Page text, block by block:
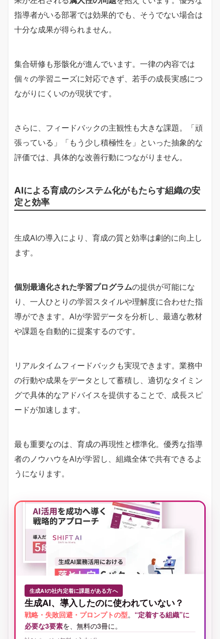
指導者がいる部署では効果的でも、そうでない場合は
十分な成果が得られません。
集合研修も形骸化が進んでいます。一律の内容では
個々の学習ニーズに対応できず、若手の成長実感につ
ながりにくいのが現状です。
さらに、フィードバックの主観性も大きな課題。「頑
張っている」「もう少し積極性を」といった抽象的な
評価では、具体的な改善行動につながりません。
AIによる育成のシステム化がもたらす組織の安
定と効率
生成AIの導入により、育成の質と効率は劇的に向上し
ます。
個別最適化された学習プログラムの提供が可能にな
り、一人ひとりの学習スタイルや理解度に合わせた指
導ができます。AIが学習データを分析し、最適な教材
や課題を自動的に提案するのです。
リアルタイムフィードバックも実現できます。業務中
の行動や成果をデータとして蓄積し、適切なタイミン
グで具体的なアドバイスを提供することで、成長スピ
ードが加速します。
最も重要なのは、育成の再現性と標準化。優秀な指導
者のノウハウをAIが学習し、組織全体で共有できるよ
うになります。
生成AIの社内定着に課題がある方へ
生成AI、導入したのに使われていない？
戦略・失敗回避・プロンプトの型。 “定着する組織”に
必要な3要素を、無料の3冊に。